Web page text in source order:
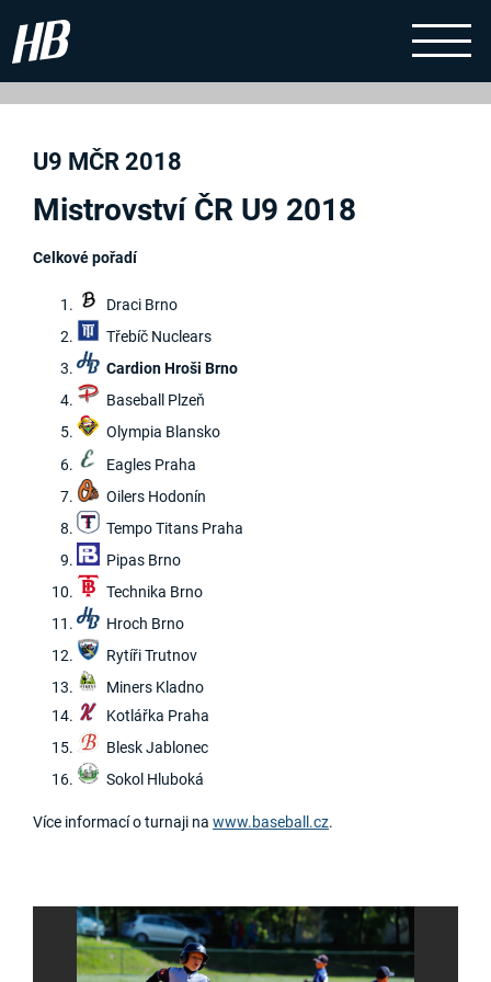
U9 MČR 2018
Mistrovství ČR U9 2018
Celkové pořadí
Draci Brno
Třebíč Nuclears
Cardion Hroši Brno
Baseball Plzeň
Olympia Blansko
Eagles Praha
Oilers Hodonín
Tempo Titans Praha
Pipas Brno
Technika Brno
Hroch Brno
Rytíři Trutnov
Miners Kladno
Kotlářka Praha
Blesk Jablonec
Sokol Hluboká
Více informací o turnaji na www.baseball.cz.